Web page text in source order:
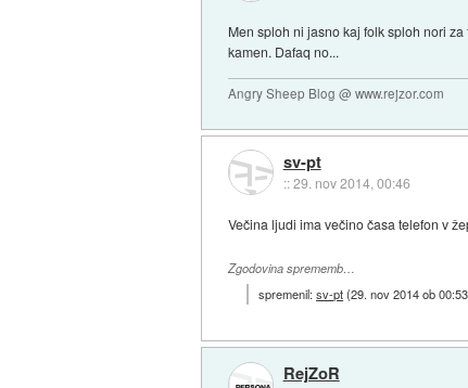
Men sploh ni jasno kaj folk sploh nori
kamen. Dafaq no...
Angry Sheep Blog @ www.rejzor.com
sv-pt
::29. nov 2014, 00:46
Večina ljudi ima večino časa telefon v
Zgodovina sprememb…
spremenil:sv-pt(29. nov 2014 ob 00:53
RejZoR